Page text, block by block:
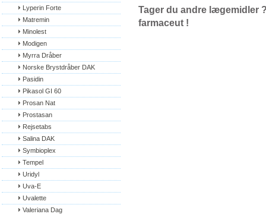
Lyperin Forte
Matremin
Minolest
Modigen
Myrra Dråber
Norske Brystdråber DAK
Pasidin
Pikasol GI 60
Prosan Nat
Prostasan
Rejsetabs
Salina DAK
Symbioplex
Tempel
Uridyl
Uva-E
Uvalette
Valeriana Dag
Tager du andre lægemidler
farmaceut !